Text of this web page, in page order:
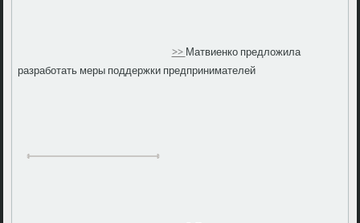
>>Матвиенко предложила
разработать меры поддержки предпринимателей